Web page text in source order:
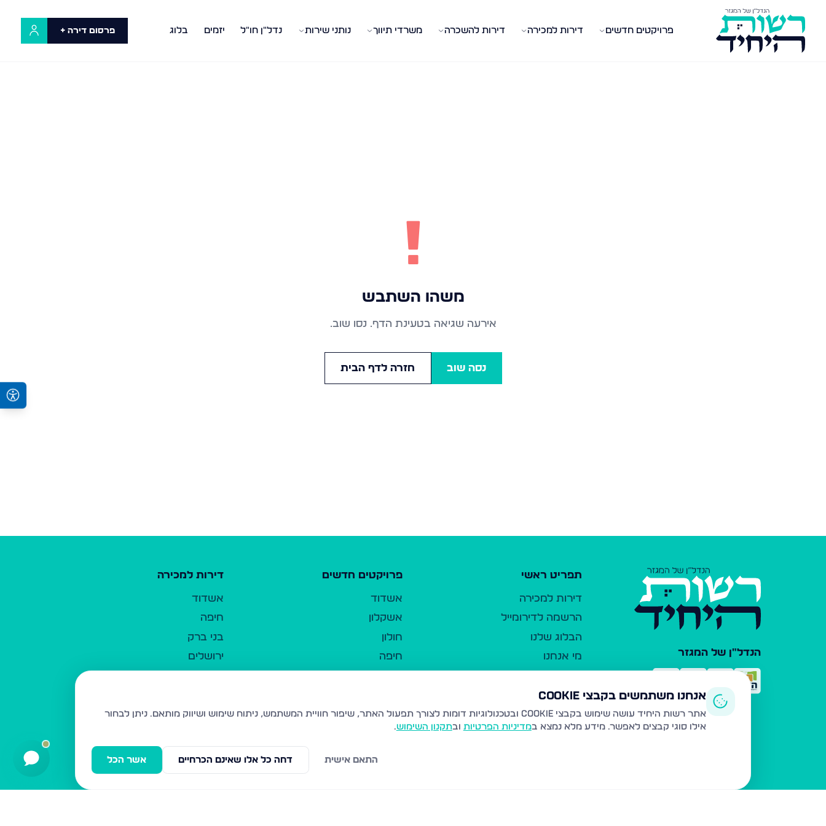
פרויקטים חדשים דירות למכירה דירות להשכרה משרדי תיווך נותני שירות נדל"ן חו"ל יזמים בלוג פרסום דירה +
!
משהו השתבש
אירעה שגיאה בטעינת הדף. נסו שוב.
נסה שוב חזרה לדף הבית
הנדל"ן של המגזר
תפריט ראשי
דירות למכירה
הרשמה לדירומייל
הבלוג שלנו
מי אנחנו
כלי עזר
פרסום ברשות היחיד
משרדי תיווך
פרויקטים חדשים
אשדוד
אשקלון
חולון
חיפה
נהריה
עמנואל
דירות למכירה
אשדוד
חיפה
בני ברק
ירושלים
בית שמש
ביתר עילית
אנחנו משתמשים בקבצי Cookie
אתר רשות היחיד עושה שימוש בקבצי Cookie ובטכנולוגיות דומות לצורך תפעול האתר, שיפור חוויית המשתמש, ניתוח שימוש ושיווק מותאם.
ניתן לבחור
אילו סוגי קבצים לאפשר. מידע מלא נמצא במדיניות הפרטיות ובתקנון השימוש.
אשר הכל דחה כל אלו שאינם הכרחיים התאם אישית